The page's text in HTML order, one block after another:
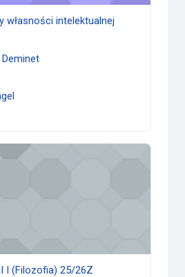
własności intelektualnej
(Filozofia) 25/26Z
I (Filozofia) 25/26Z